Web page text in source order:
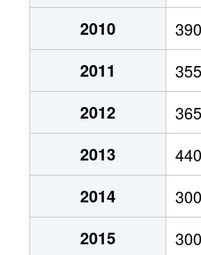
（大字なし）
850万円
2010
390
2011
355
2012
365
2013
440
2014
300
2015
300